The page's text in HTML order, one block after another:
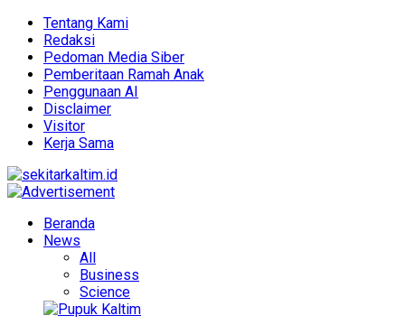
Tentang Kami
Redaksi
Pedoman Media Siber
Pemberitaan Ramah Anak
Penggunaan AI
Disclaimer
Visitor
Kerja Sama
Beranda
News
All
Business
Science